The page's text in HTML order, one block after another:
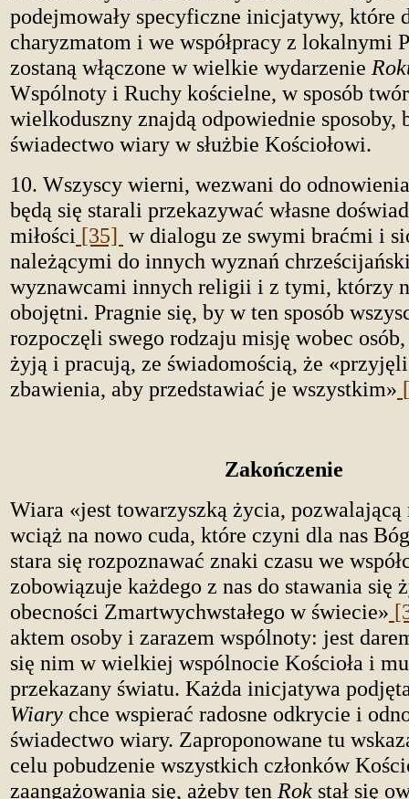
podejmowały specyficzne inicjatywy, które
charyzmatom i we współpracy z lokalnymi
zostaną włączone w wielkie wydarzenie
Wspólnoty i Ruchy kościelne, w sposób
wielkoduszny znajdą odpowiednie sposoby,
świadectwo wiary w służbie Kościołowi.
10. Wszyscy wierni, wezwani do
będą się starali przekazywać własne
miłości [35] w dialogu ze swymi braćmi i
należącymi do innych wyznań
wyznawcami innych religii i z tymi, którzy
obojętni. Pragnie się, by w ten sposób
rozpoczęli swego rodzaju misję wobec
żyją i pracują, ze świadomością, że
zbawienia, aby przedstawiać je wszystkim»
Zakończenie
Wiara «jest towarzyszką życia, pozwalającą
wciąż na nowo cuda, które czyni dla nas
stara się rozpoznawać znaki czasu we
zobowiązuje każdego z nas do stawania się
obecności Zmartwychwstałego w świecie»
aktem osoby i zarazem wspólnoty: jest
się nim w wielkiej wspólnocie Kościoła i
przekazany światu. Każda inicjatywa
Wiary chce wspierać radosne odkrycie i
świadectwo wiary. Zaproponowane tu
celu pobudzenie wszystkich członków
zaangażowania się, ażeby ten Rok stał się